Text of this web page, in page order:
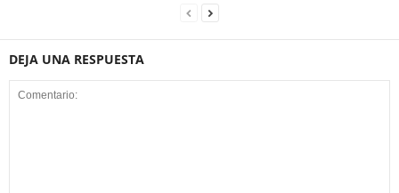
DEJA UNA RESPUESTA